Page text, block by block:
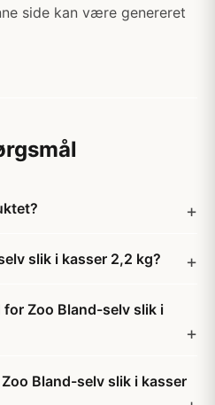
side kan være genereret
slik i kasser 2,2 kg?
for Zoo Bland-selv slik i
Bland-selv slik i kasser